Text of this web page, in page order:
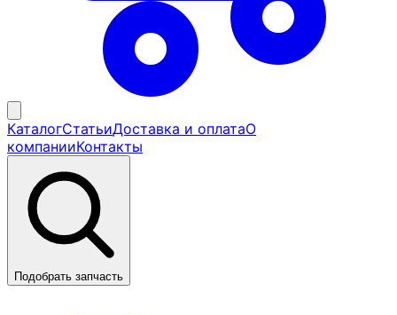
КаталогСтатьиДоставка и оплатаО
компанииКонтакты
Подобрать запчасть